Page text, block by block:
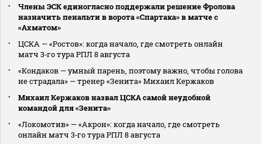
Члены ЭСК единогласно поддержали решение Фролова
назначить пенальти в ворота «Спартака» в матче с
«Ахматом»
ЦСКА — «Ростов»: когда начало, где смотреть онлайн
матч 3‑го тура РПЛ 8 августа
«Кондаков — умный парень, поэтому важно, чтобы голова
не страдала» — тренер «Зенита» Михаил Кержаков
Михаил Кержаков назвал ЦСКА самой неудобной
командой для «Зенита»
«Локомотив» — «Акрон»: когда начало, где смотреть
онлайн матч 3‑го тура РПЛ 8 августа